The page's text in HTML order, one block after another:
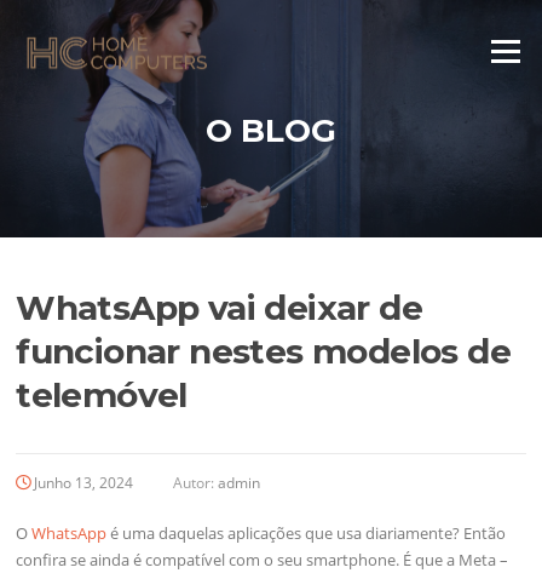
para
Menu
O BLOG
WhatsApp vai deixar de
funcionar nestes modelos de
telemóvel
Junho 13, 2024 Autor:admin
OWhatsAppé uma daquelas aplicações que usa diariamente? Então
confira se ainda é compatível com o seu smartphone. É que a Meta –